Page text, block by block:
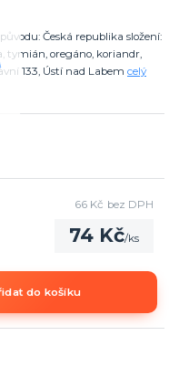
Česká republika složení:
tymián, oregáno, koriandr,
133, Ústí nad Labem celý
74 Kč/ks
66 Kč bez DPH
do košíku